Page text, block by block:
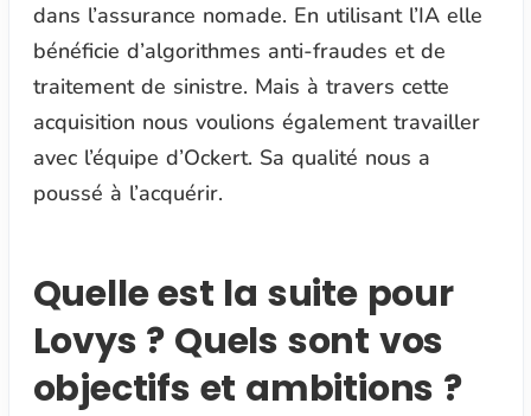
dans l’assurance nomade. En utilisant l’IA elle
bénéficie d’algorithmes anti-fraudes et de
traitement de sinistre. Mais à travers cette
acquisition nous voulions également travailler
avec l’équipe d’Ockert. Sa qualité nous a
poussé à l’acquérir.
Quelle est la suite pour
Lovys ? Quels sont vos
objectifs et ambitions ?